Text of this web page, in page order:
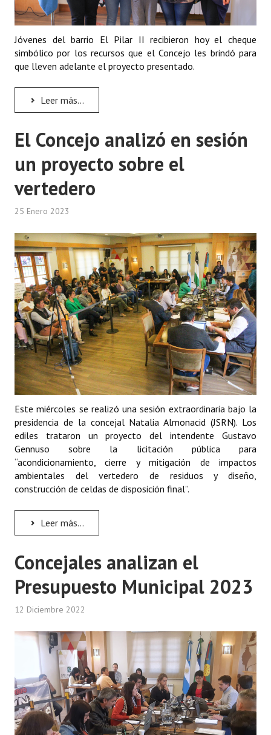
Bariloche, Municipio intercultural
REFORMA DE LA CARTA ORGÁNICA
Jóvenes del barrio El Pilar II recibieron hoy el cheque
simbólico por los recursos que el Concejo les brindó para
que lleven adelante el proyecto presentado.
Leer más...
El Concejo analizó en sesión
un proyecto sobre el
vertedero
25 Enero 2023
Este miércoles se realizó una sesión extraordinaria bajo la
presidencia de la concejal Natalia Almonacid (JSRN). Los
ediles trataron un proyecto del intendente Gustavo
Gennuso sobre la licitación pública para
“acondicionamiento, cierre y mitigación de impactos
ambientales del vertedero de residuos y diseño,
construcción de celdas de disposición final”.
Leer más...
Concejales analizan el
Presupuesto Municipal 2023
12 Diciembre 2022